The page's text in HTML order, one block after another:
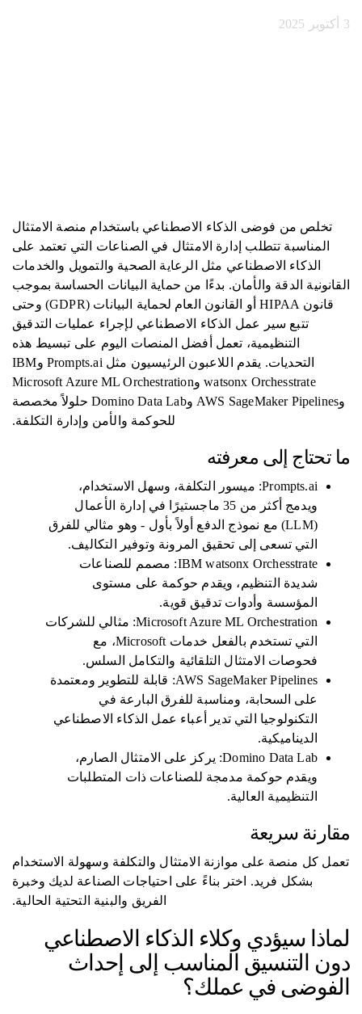
3 أكتوبر 2025
تخلص من فوضى الذكاء الاصطناعي باستخدام منصة الامتثال
المناسبة تتطلب إدارة الامتثال في الصناعات التي تعتمد على
الذكاء الاصطناعي مثل الرعاية الصحية والتمويل والخدمات
القانونية الدقة والأمان. بدءًا من حماية البيانات الحساسة بموجب
قانون HIPAA أو القانون العام لحماية البيانات (GDPR) وحتى
تتبع سير عمل الذكاء الاصطناعي لإجراء عمليات التدقيق
التنظيمية، تعمل أفضل المنصات اليوم على تبسيط هذه
التحديات. يقدم اللاعبون الرئيسيون مثل Prompts.ai وIBM
watsonx Orchesstrate وMicrosoft Azure ML Orchestration
وAWS SageMaker Pipelines وDomino Data Lab حلولاً مخصصة
للحوكمة والأمن وإدارة التكلفة.
ما تحتاج إلى معرفته
Prompts.ai: ميسور التكلفة، وسهل الاستخدام،
ويدمج أكثر من 35 ماجستيرًا في إدارة الأعمال
(LLM) مع نموذج الدفع أولاً بأول - وهو مثالي للفرق
التي تسعى إلى تحقيق المرونة وتوفير التكاليف.
IBM watsonx Orchesstrate: مصمم للصناعات
شديدة التنظيم، ويقدم حوكمة على مستوى
المؤسسة وأدوات تدقيق قوية.
Microsoft Azure ML Orchestration: مثالي للشركات
التي تستخدم بالفعل خدمات Microsoft، مع
فحوصات الامتثال التلقائية والتكامل السلس.
AWS SageMaker Pipelines: قابلة للتطوير ومعتمدة
على السحابة، ومناسبة للفرق البارعة في
التكنولوجيا التي تدير أعباء عمل الذكاء الاصطناعي
الديناميكية.
Domino Data Lab: يركز على الامتثال الصارم،
ويقدم حوكمة مدمجة للصناعات ذات المتطلبات
التنظيمية العالية.
مقارنة سريعة
تعمل كل منصة على موازنة الامتثال والتكلفة وسهولة الاستخدام
بشكل فريد. اختر بناءً على احتياجات الصناعة لديك وخبرة
الفريق والبنية التحتية الحالية.
لماذا سيؤدي وكلاء الذكاء الاصطناعي
دون التنسيق المناسب إلى إحداث
الفوضى في عملك؟